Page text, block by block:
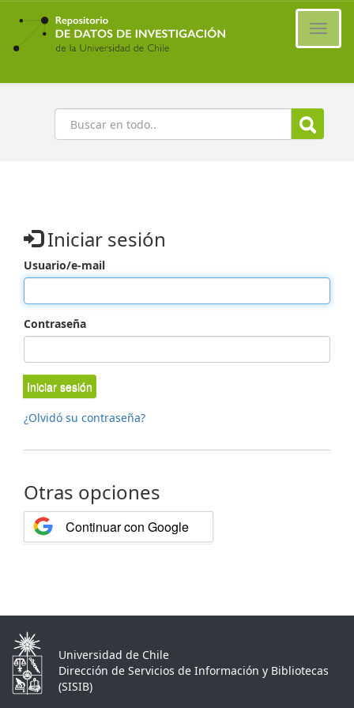
Ir
contenido
principal
Buscar
Iniciar sesión
Usuario/e-mail
Contraseña
Iniciar sesión
¿Olvidó su contraseña?
Otras opciones
Continuar con Google
Universidad de Chile
Dirección de Servicios de Información y Bibliotecas
(SISIB)